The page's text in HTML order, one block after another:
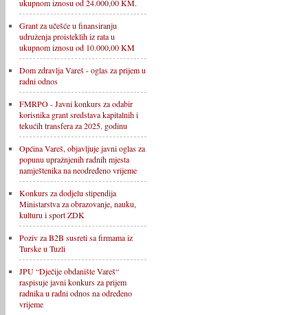
ukupnom iznosu od 24.000,00 KM.
Grant za učešće u finansiranju
udruženja proisteklih iz rata u
ukupnom iznosu od 10.000,00 KM
Dom zdravlja Vareš - oglas za prijem u
radni odnos
FMRPO - Javni konkurs za odabir
korisnika grant sredstava kapitalnih i
tekućih transfera za 2025. godinu
Općina Vareš, objavljuje javni oglas za
popunu upražnjenih radnih mjesta
namještenika na neodređeno vrijeme
Konkurs za dodjelu stipendija
Ministarstva za obrazovanje, nauku,
kulturu i sport ZDK
Poziv za B2B susreti sa firmama iz
Turske u Tuzli
JPU “Dječije obdanište Vareš“
raspisuje javni konkurs za prijem
radnika u radni odnos na određeno
vrijeme